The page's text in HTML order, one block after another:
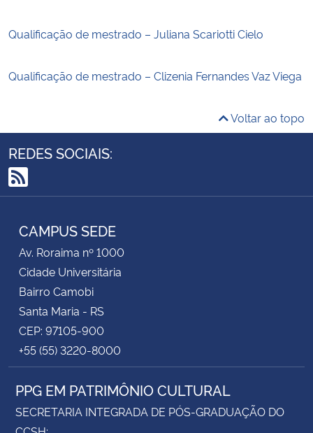
Qualificação de mestrado – Juliana Scariotti Cielo
Qualificação de mestrado – Clizenia Fernandes Vaz Viega
Voltar ao topo
REDES SOCIAIS:
RSS
CAMPUS SEDE
Av. Roraima nº 1000
Cidade Universitária
Bairro Camobi
Santa Maria - RS
CEP: 97105-900
+55 (55) 3220-8000
PPG EM PATRIMÔNIO CULTURAL
SECRETARIA INTEGRADA DE PÓS-GRADUAÇÃO DO